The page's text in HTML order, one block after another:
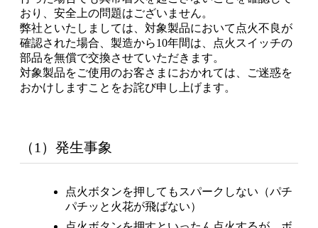
おり、安全上の問題はございません。
弊社といたしましては、対象製品において点火不良が
確認された場合、製造から10年間は、点火スイッチの
部品を無償で交換させていただきます。
対象製品をご使用のお客さまにおかれては、ご迷惑を
おかけしますことをお詫び申し上げます。
（1）発生事象
点火ボタンを押してもスパークしない（パチ
パチッと火花が飛ばない）